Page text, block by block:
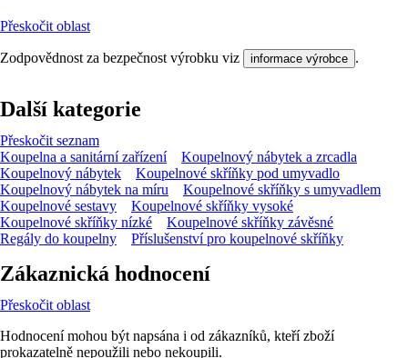
Přeskočit oblast
Zodpovědnost za bezpečnost výrobku viz informace výrobce .
Další kategorie
Přeskočit seznam
Koupelna a sanitární zařízení
Koupelnový nábytek a zrcadla
Koupelnový nábytek
Koupelnové skříňky pod umyvadlo
Koupelnový nábytek na míru
Koupelnové skříňky s umyvadlem
Koupelnové sestavy
Koupelnové skříňky vysoké
Koupelnové skříňky nízké
Koupelnové skříňky závěsné
Regály do koupelny
Příslušenství pro koupelnové skříňky
Zákaznická hodnocení
Přeskočit oblast
Hodnocení mohou být napsána i od zákazníků, kteří zboží
prokazatelně nepoužili nebo nekoupili.